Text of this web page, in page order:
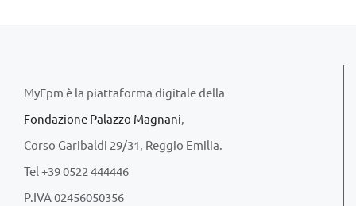
MyFpm è la piattaforma digitale della
Fondazione Palazzo Magnani,
Corso Garibaldi 29/31, Reggio Emilia.
Tel +39 0522 444446
P.IVA 02456050356